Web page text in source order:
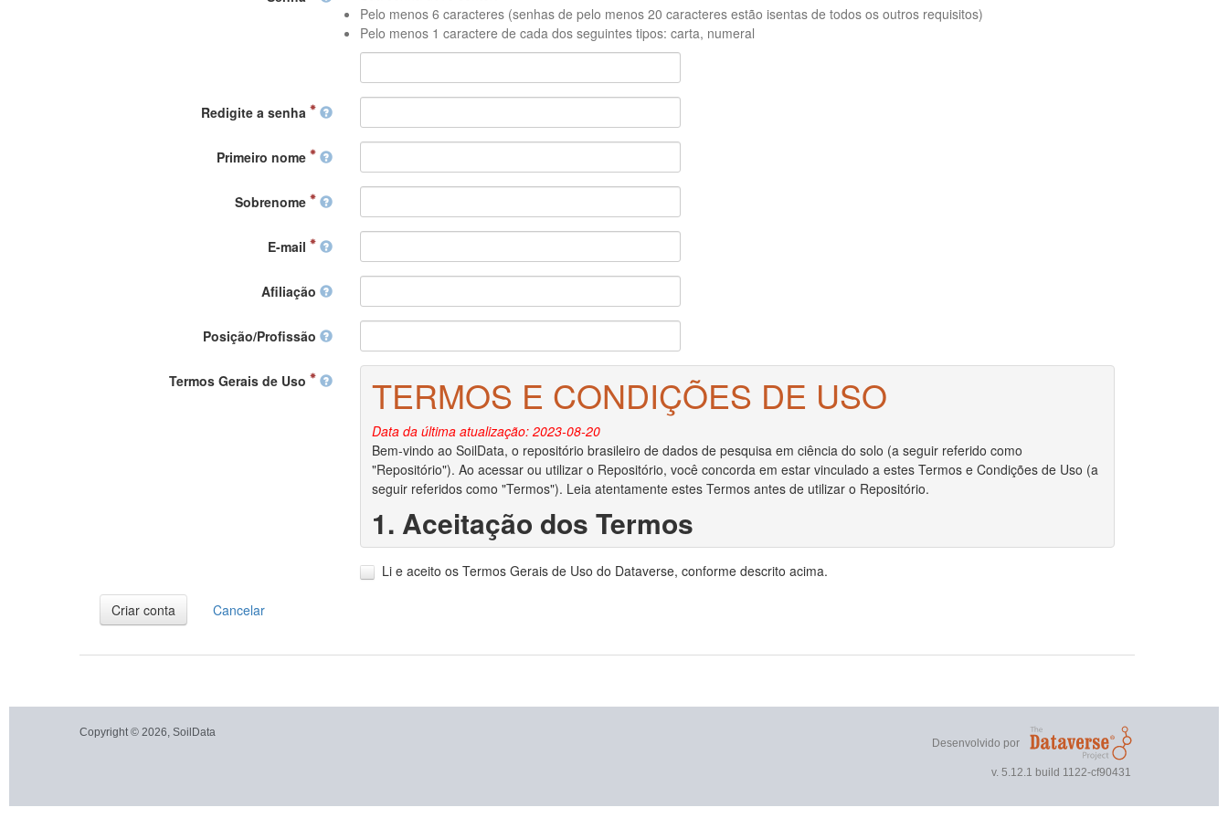
Pelo menos 6 caracteres (senhas de pelo menos 20 caracteres estão isentas de todos os outros requisitos)
Pelo menos 1 caractere de cada dos seguintes tipos: carta, numeral
Redigite a senha
Primeiro nome
Sobrenome
E-mail
Afiliação
Posição/Profissão
Termos Gerais de Uso TERMOS E CONDIÇÕES DE USO
Data da última atualização: 2023-08-20
Bem-vindo ao SoilData, o repositório brasileiro de dados de pesquisa em ciência do solo (a seguir referido como
"Repositório"). Ao acessar ou utilizar o Repositório, você concorda em estar vinculado a estes Termos e Condições de Uso (a
seguir referidos como "Termos"). Leia atentamente estes Termos antes de utilizar o Repositório.
1. Aceitação dos Termos
1.2. Você declara ser o criador/autor dos dados ou ter obtido permissão do criador/autor para depositar qualquer conjunto de
conjunto de dados e você for o proprietário dos direitos autorais, ao aceitar estes Termos, você ainda mantém os direitos
2.2. Se os direitos autorais forem aplicáveis e você não for o proprietário dos direitos autorais, você declara que o proprietário
2.3. Ao depositar dados no Repositório, você concede ao MapBiomas o direito não exclusivo de reproduzir, traduzir e
Li e aceito os Termos Gerais de Uso do Dataverse, conforme descrito acima.
Criar conta Cancelar
Copyright © 2026, SoilData
Desenvolvido por
v. 5.12.1 build 1122-cf90431